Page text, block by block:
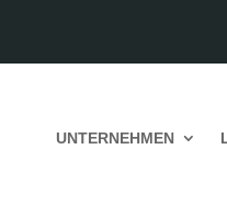
UNTERNEHMEN